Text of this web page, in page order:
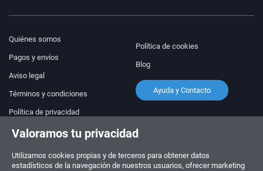
Quiénes somos
Pagos y envíos
Aviso legal
Términos y condiciones
Política de privacidad
Política de cookies
Blog
Ayuda y Contacto
PEDIDOS Y CONSULTAS
+34 910 600 459
+34 622 219 640
¡Síguenos!
Valoramos tu privacidad
Utilizamos cookies propias y de terceros para obtener datos
estadísticos de la navegación de nuestros usuarios, ofrecer marketing